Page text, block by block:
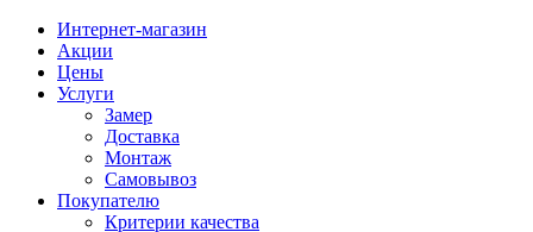
Интернет-магазин
Акции
Цены
Услуги
Замер
Доставка
Монтаж
Самовывоз
Покупателю
Критерии качества